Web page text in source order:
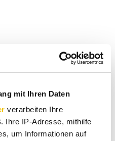
mit Ihren Daten
verarbeiten Ihre
Ihre IP-Adresse, mithilfe
um Informationen auf